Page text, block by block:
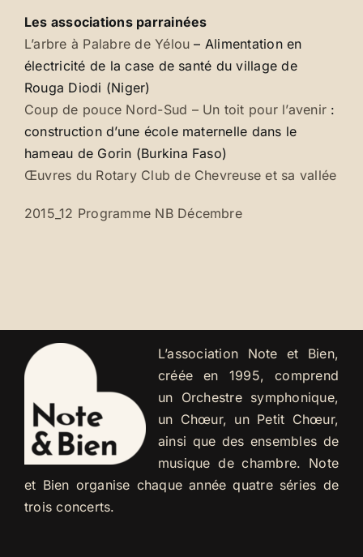
Les associations parrainées
L’arbre à Palabre de Yélou – Alimentation en
électricité de la case de santé du village de
Rouga Diodi (Niger)
Coup de pouce Nord-Sud – Un toit pour l’avenir :
construction d’une école maternelle dans le
hameau de Gorin (Burkina Faso)
Œuvres du Rotary Club de Chevreuse et sa vallée
2015_12 Programme NB Décembre
L’association Note et Bien,
créée en 1995, comprend
un Orchestre symphonique,
un Chœur, un Petit Chœur,
ainsi que des ensembles de
musique de chambre. Note
et Bien organise chaque année quatre séries de
trois concerts.